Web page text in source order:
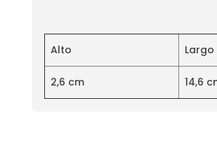
Alto Largo
2,6 cm 14,6